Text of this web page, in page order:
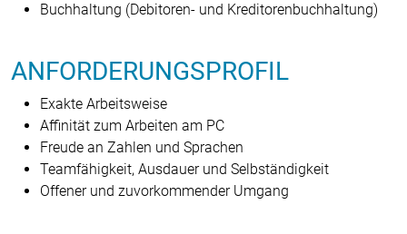
Buchhaltung (Debitoren- und Kreditoren­buchhaltung)
ANFORDERUNGSPROFIL
Exakte Arbeitsweise
Affinität zum Arbeiten am PC
Freude an Zahlen und Sprachen
Teamfähigkeit, Ausdauer und Selbständigkeit
Offener und zuvorkommender Umgang